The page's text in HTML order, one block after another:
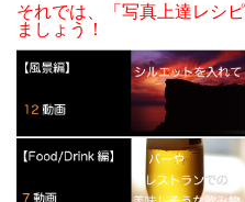
それでは、「写真上達レシ
ましょう！